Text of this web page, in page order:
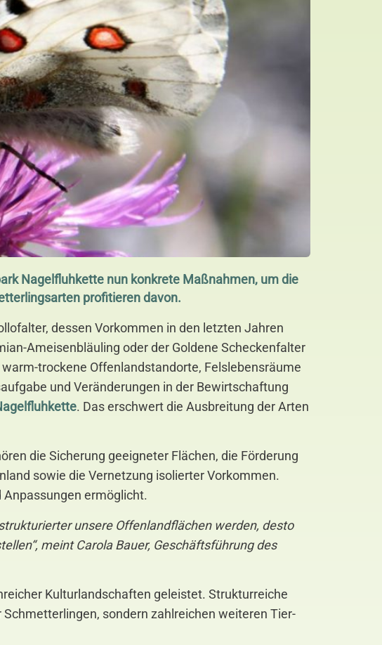
Nagelfluhkette nun konkrete Maßnahmen, um die
profitieren davon.
dessen Vorkommen in den letzten Jahren
Ameisenbläuling oder der Goldene Scheckenfalter
trockene Offenlandstandorte, Felslebensräume
und Veränderungen in der Bewirtschaftung
. Das erschwert die Ausbreitung der Arten
die Sicherung geeigneter Flächen, die Förderung
sowie die Vernetzung isolierter Vorkommen.
ermöglicht.
unsere Offenlandflächen werden, desto
meint Carola Bauer, Geschäftsführung des
Kulturlandschaften geleistet. Strukturreiche
sondern zahlreichen weiteren Tier-